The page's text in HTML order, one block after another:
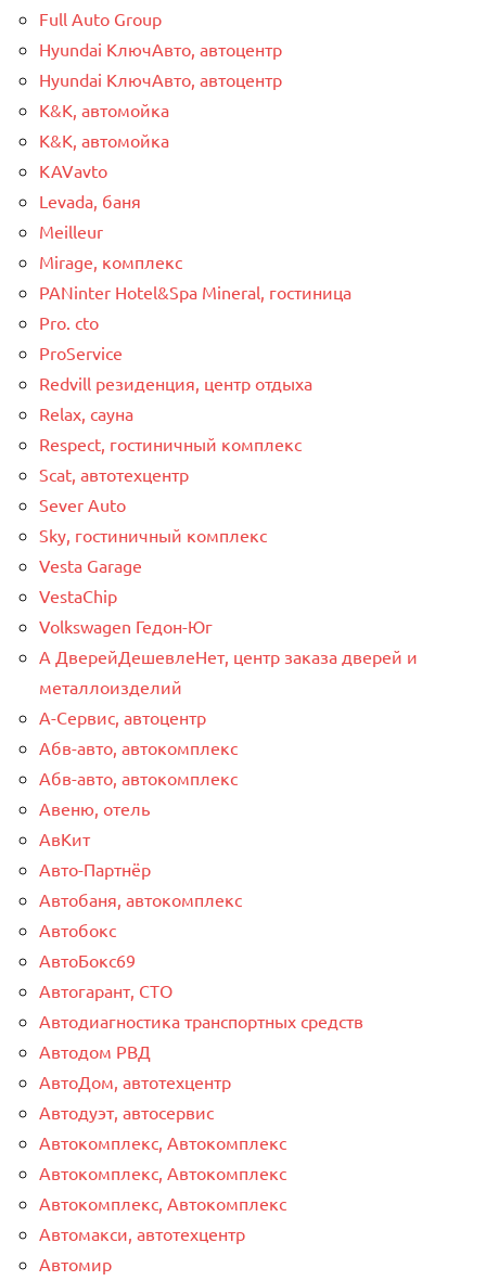
Full Auto Group
Hyundai КлючАвто, автоцентр
Hyundai КлючАвто, автоцентр
K&K, автомойка
K&K, автомойка
KAVavto
Levada, баня
Meilleur
Mirage, комплекс
PANinter Hotel&Spa Mineral, гостиница
Pro. cto
ProService
Redvill pезиденция, центр отдыха
Relax, сауна
Respect, гостиничный комплекс
Scat, автотехцентр
Sever Auto
Sky, гостиничный комплекс
Vesta Garage
VestaChip
Volkswagen Гедон-Юг
А ДверейДешевлеНет, центр заказа дверей и
металлоизделий
А-Сервис, автоцентр
Абв-авто, автокомплекс
Абв-авто, автокомплекс
Авеню, отель
АвКит
Авто-Партнёр
Автобаня, автокомплекс
Автобокс
АвтоБокс69
Автогарант, СТО
Автодиагностика транспортных средств
Автодом РВД
АвтоДом, автотехцентр
Автодуэт, автосервис
Автокомплекс, Автокомплекс
Автокомплекс, Автокомплекс
Автокомплекс, Автокомплекс
Автомакси, автотехцентр
Автомир